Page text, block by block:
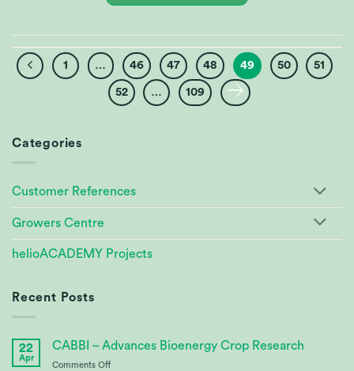
1 … 46 47 48 49 50 51
52 … 109
Categories
Customer References
Growers Centre
helioACADEMY Projects
Recent Posts
22
Apr
CABBI – Advances Bioenergy Crop Research
Comments Offon